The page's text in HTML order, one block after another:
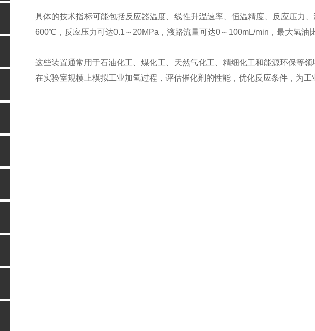
具体的技术指标可能包括反应器温度、线性升温速率、恒温精度、反应压力
600℃，反应压力可达0.1～20MPa，液路流量可达0～100mL/min，最大氢油
这些装置通常用于石油化工、煤化工、天然气化工、精细化工和能源环保等
在实验室规模上模拟工业加氢过程，评估催化剂的性能，优化反应条件，为工